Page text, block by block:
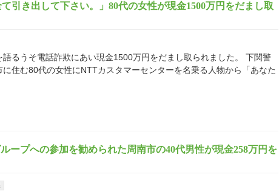
引き出して下さい。」80代の女性が現金1500万円をだまし取
るうそ電話詐欺にあい現金1500万円をだまし取られました。 下関警
住む80代の女性にNTTカスタマーセンターを名乗る人物から「あなた
ープへの参加を勧められた周南市の40代男性が現金258万円を